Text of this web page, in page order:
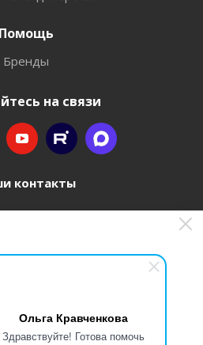
Ольга Кравченкова
Здравствуйте! Готова помочь
Помощь
Бренды
на связи
контакты
77-00-962
Преображенского, д.6А,
наш сайт Вы даете
cookie и
веб-аналитики